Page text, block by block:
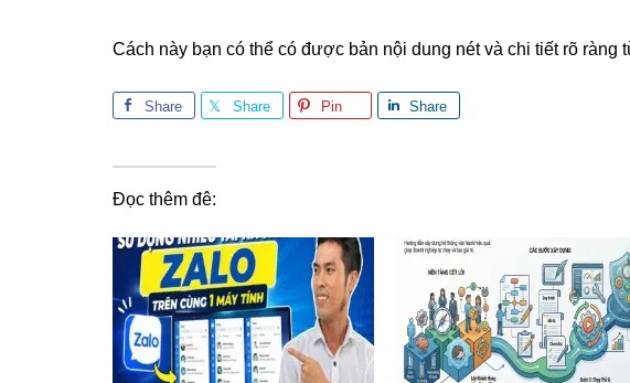
Cách này bạn có thể có được bản nội dung nét và chi tiết rõ ràng
Share Share Pin Share
Đọc thêm đê: